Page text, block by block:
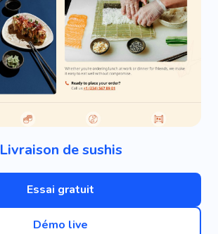
Livraison de sushis
Essai gratuit
Démo live